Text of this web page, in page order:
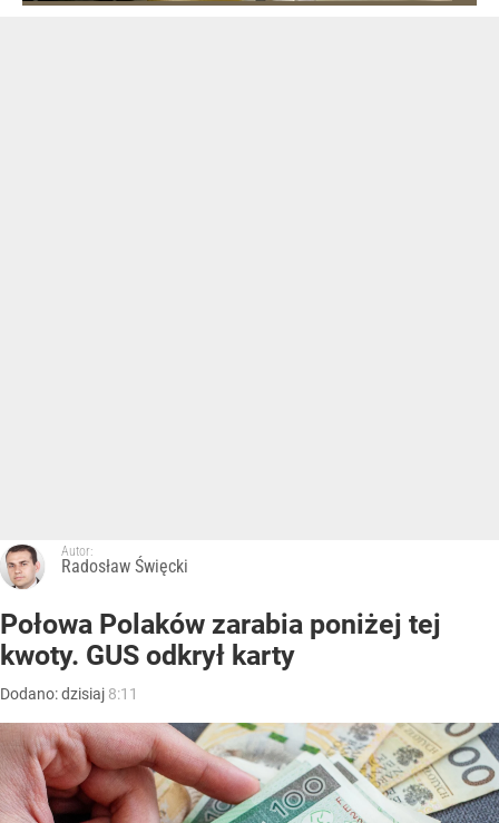
Autor:
Radosław Święcki
Połowa Polaków zarabia poniżej tej
kwoty. GUS odkrył karty
Dodano:dzisiaj 8:11